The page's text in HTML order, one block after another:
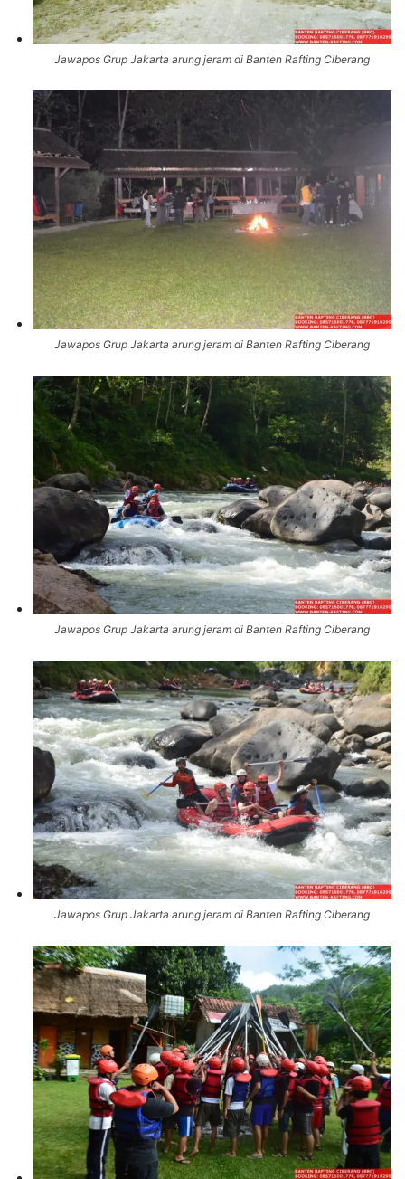
Jawapos Grup Jakarta arung jeram di Banten Rafting Ciberang
Jawapos Grup Jakarta arung jeram di Banten Rafting Ciberang
Jawapos Grup Jakarta arung jeram di Banten Rafting Ciberang
Jawapos Grup Jakarta arung jeram di Banten Rafting Ciberang